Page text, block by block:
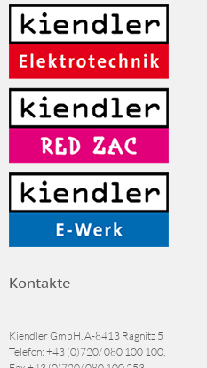
Kontakte
Kiendler GmbH, A-8413 Ragnitz 5
Telefon: +43 (0)720/ 080 100 100,